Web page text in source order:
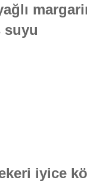
suyu
iyice